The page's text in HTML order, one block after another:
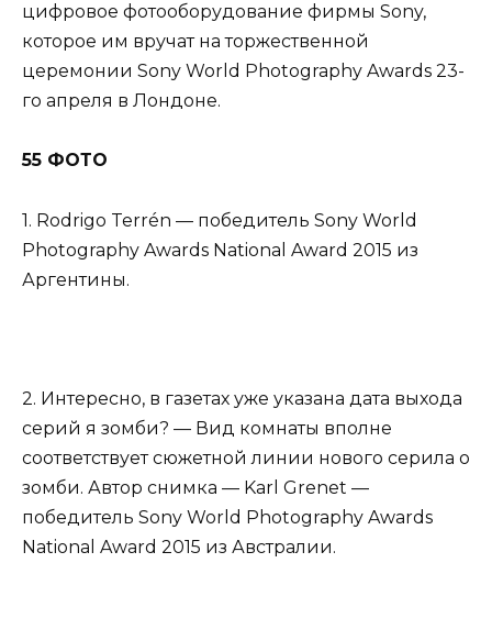
цифровое фотооборудование фирмы Sony,
которое им вручат на торжественной
церемонии Sony World Photography Awards 23-
го апреля в Лондоне.
55 ФОТО
1. Rodrigo Terrén — победитель Sony World
Photography Awards National Award 2015 из
Аргентины.
2. Интересно, в газетах уже указана дата выхода
серий я зомби? — Вид комнаты вполне
соответствует сюжетной линии нового серила о
зомби. Автор снимка — Karl Grenet —
победитель Sony World Photography Awards
National Award 2015 из Австралии.